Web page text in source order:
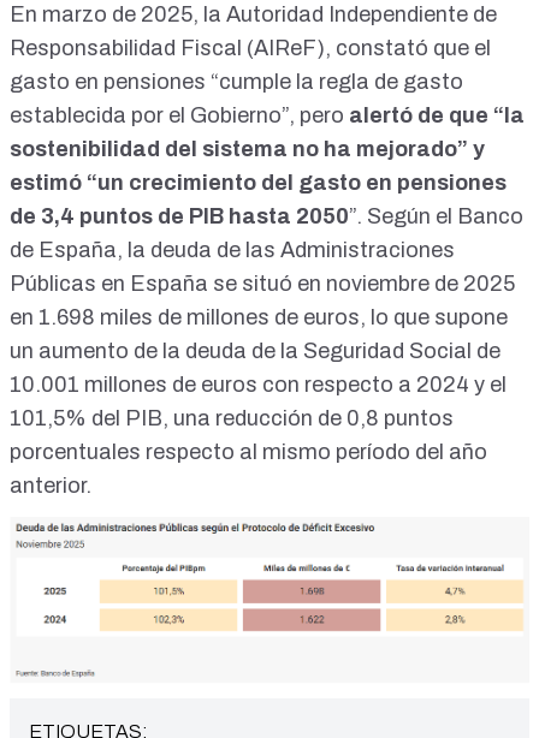
En marzo de 2025, la Autoridad Independiente de
Responsabilidad Fiscal (AIReF), constató que el
gasto en pensiones “cumple la regla de gasto
establecida por el Gobierno”, pero alertó de que “la
sostenibilidad del sistema no ha mejorado” y
estimó “un crecimiento del gasto en pensiones
de 3,4 puntos de PIB hasta 2050”. Según el Banco
de España, la deuda de las Administraciones
Públicas en España se situó en noviembre de 2025
en 1.698 miles de millones de euros, lo que supone
un aumento de la deuda de la Seguridad Social de
10.001 millones de euros con respecto a 2024 y el
101,5% del PIB, una reducción de 0,8 puntos
porcentuales respecto al mismo período del año
anterior.
ETIQUETAS: